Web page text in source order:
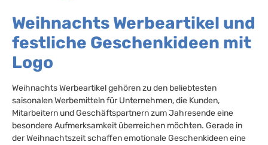
Weihnachts Werbeartikel und
festliche Geschenkideen mit
Logo
Weihnachts Werbeartikel gehören zu den beliebtesten
saisonalen Werbemitteln für Unternehmen, die Kunden,
Mitarbeitern und Geschäftspartnern zum Jahresende eine
besondere Aufmerksamkeit überreichen möchten. Gerade in
der Weihnachtszeit schaffen emotionale Geschenkideen eine